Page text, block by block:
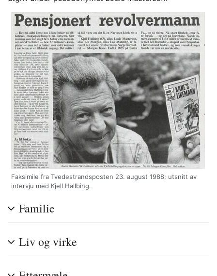
Faksimile fra Tvedestrandsposten 23. august 1988; utsnitt av
intervju med Kjell Hallbing.
Familie
Liv og virke